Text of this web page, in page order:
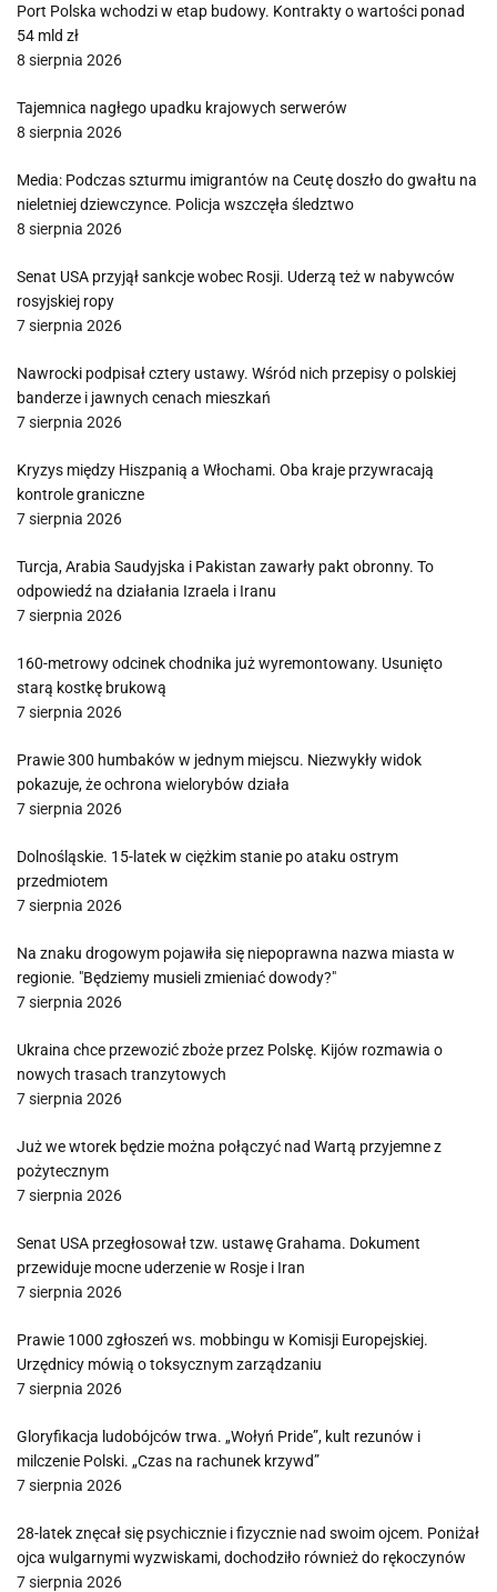
Port Polska wchodzi w etap budowy. Kontrakty o wartości ponad
54 mld zł
8 sierpnia 2026
Tajemnica nagłego upadku krajowych serwerów
8 sierpnia 2026
Media: Podczas szturmu imigrantów na Ceutę doszło do gwałtu na
nieletniej dziewczynce. Policja wszczęła śledztwo
8 sierpnia 2026
Senat USA przyjął sankcje wobec Rosji. Uderzą też w nabywców
rosyjskiej ropy
7 sierpnia 2026
Nawrocki podpisał cztery ustawy. Wśród nich przepisy o polskiej
banderze i jawnych cenach mieszkań
7 sierpnia 2026
Kryzys między Hiszpanią a Włochami. Oba kraje przywracają
kontrole graniczne
7 sierpnia 2026
Turcja, Arabia Saudyjska i Pakistan zawarły pakt obronny. To
odpowiedź na działania Izraela i Iranu
7 sierpnia 2026
160-metrowy odcinek chodnika już wyremontowany. Usunięto
starą kostkę brukową
7 sierpnia 2026
Prawie 300 humbaków w jednym miejscu. Niezwykły widok
pokazuje, że ochrona wielorybów działa
7 sierpnia 2026
Dolnośląskie. 15-latek w ciężkim stanie po ataku ostrym
przedmiotem
7 sierpnia 2026
Na znaku drogowym pojawiła się niepoprawna nazwa miasta w
regionie. "Będziemy musieli zmieniać dowody?"
7 sierpnia 2026
Ukraina chce przewozić zboże przez Polskę. Kijów rozmawia o
nowych trasach tranzytowych
7 sierpnia 2026
Już we wtorek będzie można połączyć nad Wartą przyjemne z
pożytecznym
7 sierpnia 2026
Senat USA przegłosował tzw. ustawę Grahama. Dokument
przewiduje mocne uderzenie w Rosje i Iran
7 sierpnia 2026
Prawie 1000 zgłoszeń ws. mobbingu w Komisji Europejskiej.
Urzędnicy mówią o toksycznym zarządzaniu
7 sierpnia 2026
Gloryfikacja ludobójców trwa. „Wołyń Pride”, kult rezunów i
milczenie Polski. „Czas na rachunek krzywd”
7 sierpnia 2026
28-latek znęcał się psychicznie i fizycznie nad swoim ojcem. Poniżał
ojca wulgarnymi wyzwiskami, dochodziło również do rękoczynów
7 sierpnia 2026